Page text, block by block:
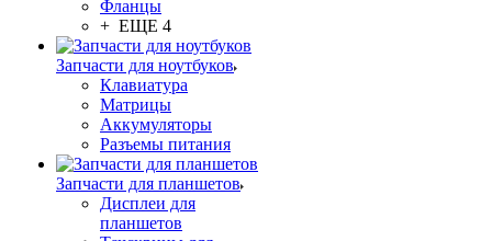
Фланцы
+ ЕЩЕ 4
Запчасти для ноутбуков
Клавиатура
Матрицы
Аккумуляторы
Разъемы питания
Запчасти для планшетов
Дисплеи для
планшетов